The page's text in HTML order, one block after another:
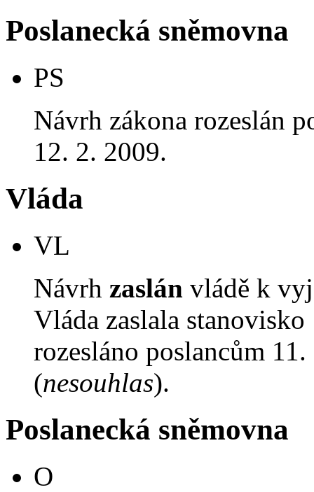
Poslanecká sněmovna
PS
Návrh zákona rozeslán
12. 2. 2009.
Vláda
VL
Návrh zaslán vládě k
Vláda zaslala
rozesláno poslancům
(nesouhlas).
Poslanecká sněmovna
O